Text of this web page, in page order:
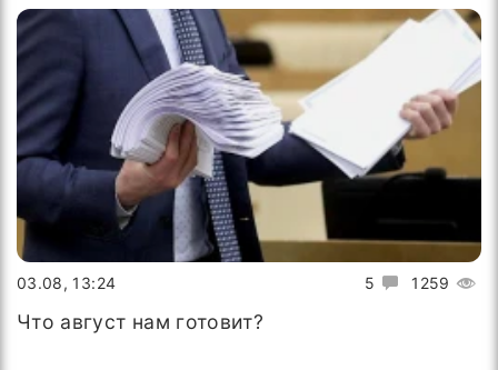
5 1259
03.08, 13:24
Что август нам готовит?